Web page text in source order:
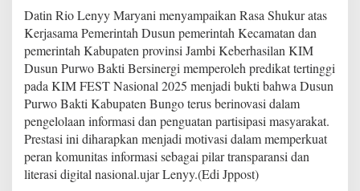
I
M
F
E
S
T
N
a
s
i
o
a
Datin Rio Lenyy Maryani menyampaikan Rasa Shukur atas
Kerjasama Pemerintah Dusun pemerintah Kecamatan dan
pemerintah Kabupaten provinsi Jambi Keberhasilan KIM
Dusun Purwo Bakti Bersinergi memperoleh predikat tertinggi
pada KIM FEST Nasional 2025 menjadi bukti bahwa Dusun
Purwo Bakti Kabupaten Bungo terus berinovasi dalam
pengelolaan informasi dan penguatan partisipasi masyarakat.
Prestasi ini diharapkan menjadi motivasi dalam memperkuat
peran komunitas informasi sebagai pilar transparansi dan
literasi digital nasional.ujar Lenyy.(Edi Jppost)